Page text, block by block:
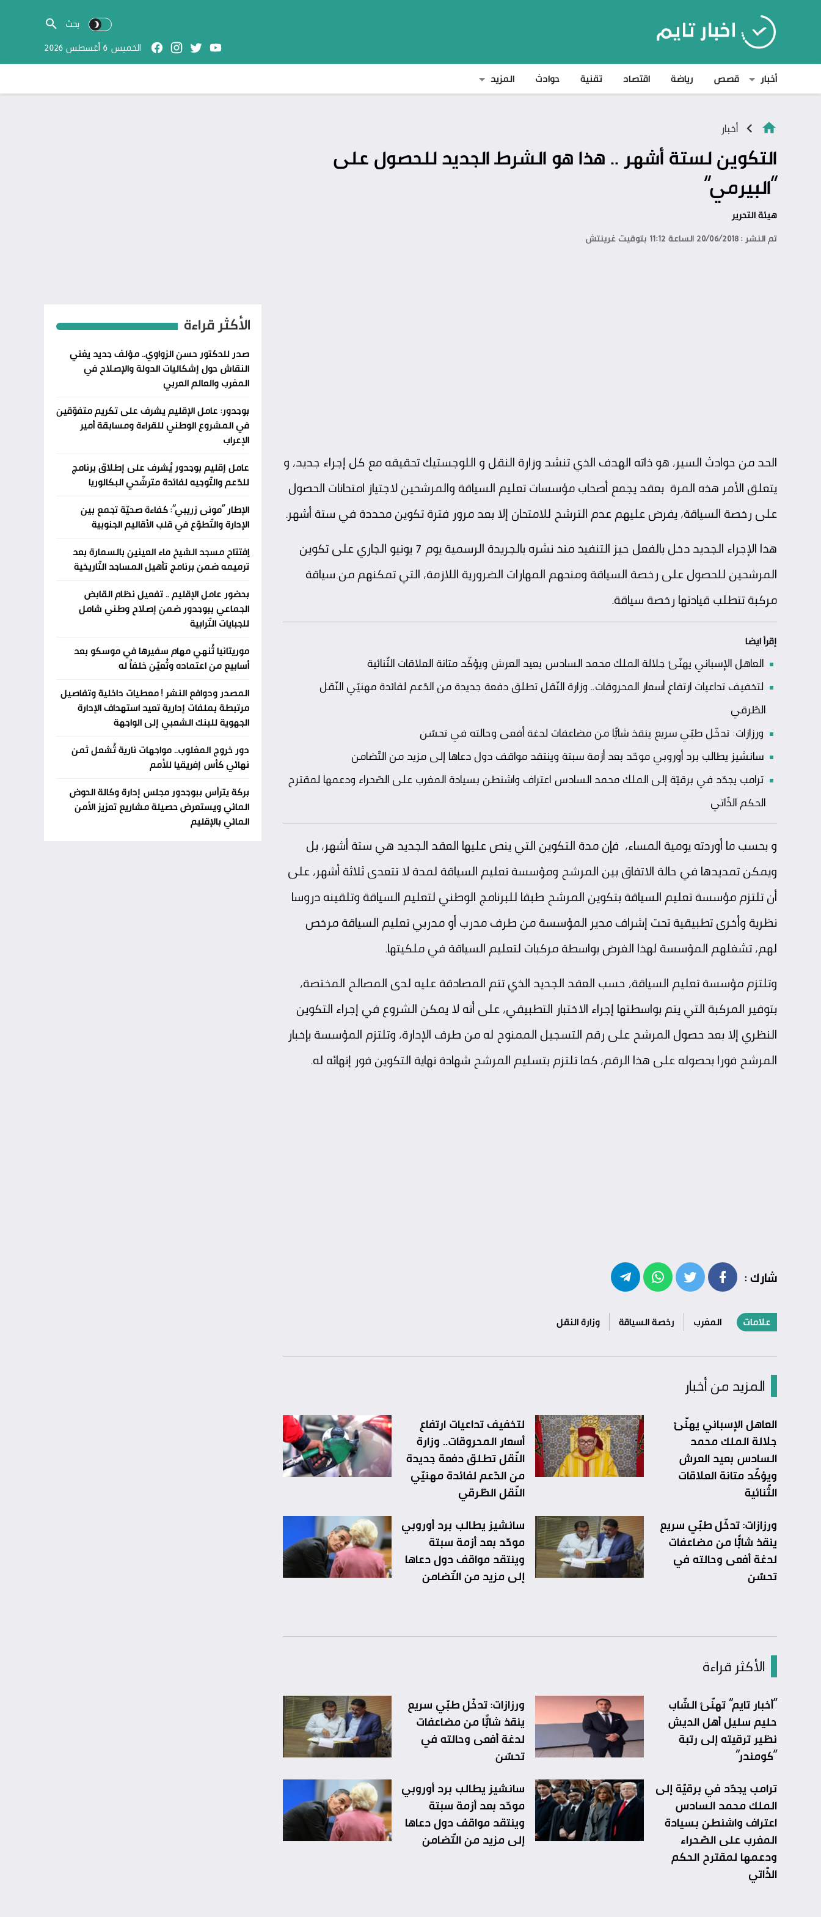
الخميس 6 أغسطس 2026
أخبار
قصص رياضة اقتصاد تقنية حوادث المزيد
أخبار
التكوين لستة أشهر .. هذا هو الشرط الجديد للحصول على
“البيرمي”
هيئة التحرير
تم النشر : 20/06/2018 الساعة 11:12 بتوقيت غرينتش
الحد من حوادث السير، هو ذاته الهدف الذي تنشد وزارة النقل و اللوجستيك تحقيقه مع كل إجراء جديد، و
يتعلق الأمر هذه المرة بعقد يجمع أصحاب مؤسسات تعليم السياقة والمرشحين لاجتياز امتحانات الحصول
على رخصة السياقة، يفرض عليهم عدم الترشح للامتحان إلا بعد مرور فترة تكوين محددة في ستة أشهر.
هذا الإجراء الجديد دخل بالفعل حيز التنفيذ منذ نشره بالجريدة الرسمية يوم 7 يونيو الجاري على تكوين
المرشحين للحصول على رخصة السياقة ومنحهم المهارات الضرورية اللازمة، التي تمكنهم من سياقة
مركبة تتطلب قيادتها رخصة سياقة.
إقرأ ايضا
العاهل الإسباني يهنّئ جلالة الملك محمد السادس بعيد العرش ويؤكّد متانة العلاقات الثّنائية
لتخفيف تداعيات ارتفاع أسعار المحروقات.. وزارة النّقل تطلق دفعة جديدة من الدّعم لفائدة مهنيّي النّقل
الطّرقي
ورزازات: تدخّل طبّي سريع ينقذ شابًّا من مضاعفات لدغة أفعى وحالته في تحسّن
سانشيز يطالب برد أوروبي موحّد بعد أزمة سبتة وينتقد مواقف دول دعاها إلى مزيد من التّضامن
ترامب يجدّد في برقيّة إلى الملك محمد السادس اعتراف واشنطن بسيادة المغرب على الصّحراء ودعمها لمقترح
الحكم الذّاتي
و بحسب ما أوردته يومية المساء، فإن مدة التكوين التي ينص عليها العقد الجديد هي ستة أشهر، بل
ويمكن تمديدها في حالة الاتفاق بين المرشح ومؤسسة تعليم السياقة لمدة لا تتعدى ثلاثة أشهر، على
أن تلتزم مؤسسة تعليم السياقة بتكوين المرشح طبقا للبرنامج الوطني لتعليم السياقة وتلقينه دروسا
نظرية وأخرى تطبيقية تحت إشراف مدير المؤسسة من طرف مدرب أو مدربي تعليم السياقة مرخص
لهم، تشغلهم المؤسسة لهذا الغرض بواسطة مركبات لتعليم السياقة في ملكيتها.
وتلتزم مؤسسة تعليم السياقة، حسب العقد الجديد الذي تتم المصادقة عليه لدى المصالح المختصة،
بتوفير المركبة التي يتم بواسطتها إجراء الاختبار التطبيقي، على أنه لا يمكن الشروع في إجراء التكوين
النظري إلا بعد حصول المرشح على رقم التسجيل الممنوح له من طرف الإدارة، وتلتزم المؤسسة بإخبار
المرشح فورا بحصوله على هذا الرقم، كما تلتزم بتسليم المرشح شهادة نهاية التكوين فور إنهائه له.
شارك :
علامات المغرب رخصة السياقة وزارة النقل
المزيد من أخبار
العاهل الإسباني يهنّئ
جلالة الملك محمد
السادس بعيد العرش
ويؤكّد متانة العلاقات
الثّنائية
لتخفيف تداعيات ارتفاع
أسعار المحروقات.. وزارة
النّقل تطلق دفعة جديدة
من الدّعم لفائدة مهنيّي
النّقل الطّرقي
ورزازات: تدخّل طبّي سريع
ينقذ شابًّا من مضاعفات
لدغة أفعى وحالته في
تحسّن
سانشيز يطالب برد أوروبي
موحّد بعد أزمة سبتة
وينتقد مواقف دول دعاها
إلى مزيد من التّضامن
الأكثر قراءة
“أخبار تايم” تهنّئ الشّاب
حليم سليل أهل الديش
نظير ترقيته إلى رتبة
“كومندر”
ورزازات: تدخّل طبّي سريع
ينقذ شابًّا من مضاعفات
لدغة أفعى وحالته في
تحسّن
ترامب يجدّد في برقيّة إلى
الملك محمد السادس
اعتراف واشنطن بسيادة
المغرب على الصّحراء
ودعمها لمقترح الحكم
الذّاتي
سانشيز يطالب برد أوروبي
موحّد بعد أزمة سبتة
وينتقد مواقف دول دعاها
إلى مزيد من التّضامن
الأكثر قراءة
صدر للدكتور حسن الزواوي.. مؤلف جديد يغني
النقاش حول إشكاليات الدولة والإصلاح في
المغرب والعالم العربي
بوجدور: عامل الإقليم يشرف على تكريم متفوّقين
في المشروع الوطني للقراءة ومسابقة أمير
الإعراب
عامل إقليم بوجدور يُشرف على إطلاق برنامج
للدّعم والتّوجيه لفائدة مترشّحي البكالوريا
الإطار “مونى زريبي”: كفاءة صحيّة تجمع بين
الإدارة والتّطوّع في قلب الأقاليم الجنوبية
اِفتتاح مسجد الشيخ ماء العينين بالسمارة بعد
ترميمه ضمن برنامج تأهيل المساجد التّاريخية
بحضور عامل الإقليم .. تفعيل نظام القابض
الجماعي ببوجدور ضمن إصلاح وطني شامل
للجبايات التّرابية
موريتانيا تُنهي مهام سفيرها في موسكو بعد
أسابيع من اعتماده وتُعيّن خلفاً له
المصدر ودوافع النشر ! معطيات داخلية وتفاصيل
مرتبطة بملفات إدارية تعيد استهداف الإدارة
الجهوية للبنك الشعبي إلى الواجهة
دور خروج المغلوب.. مواجهات نارية تُشعل ثمن
نهائي كأس إفريقيا للأمم
بركة يترأس ببوجدور مجلس إدارة وكالة الحوض
المائي ويستعرض حصيلة مشاريع تعزيز الأمن
المائي بالإقليم